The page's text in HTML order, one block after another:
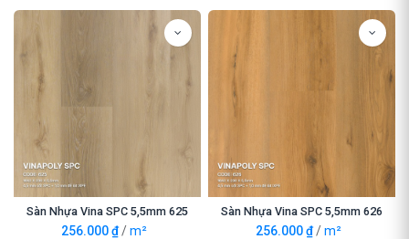
Sàn Nhựa Vina SPC 5,5mm 625
256.000₫ /m²
Sàn Nhựa Vina SPC 5,5mm 626
256.000₫ /m²